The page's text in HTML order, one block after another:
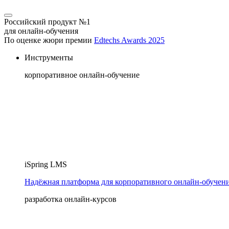
Российский продукт №1
для онлайн-обучения
По оценке жюри премии Edtechs Awards 2025
Инструменты
корпоративное онлайн-обучение
iSpring LMS
Надёжная платформа для корпоративного
разработка онлайн-курсов